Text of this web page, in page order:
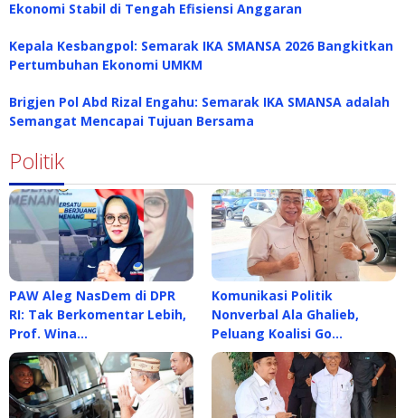
Ekonomi Stabil di Tengah Efisiensi Anggaran
Kepala Kesbangpol: Semarak IKA SMANSA 2026 Bangkitkan
Pertumbuhan Ekonomi UMKM
Brigjen Pol Abd Rizal Engahu: Semarak IKA SMANSA adalah
Semangat Mencapai Tujuan Bersama
Politik
PAW Aleg NasDem di DPR
RI: Tak Berkomentar Lebih,
Prof. Wina…
Komunikasi Politik
Nonverbal Ala Ghalieb,
Peluang Koalisi Go…